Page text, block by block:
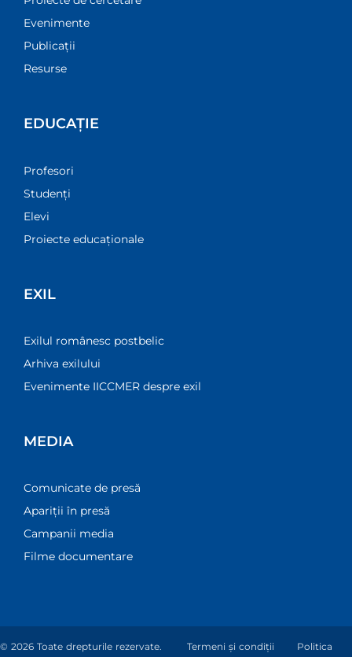
Evenimente
Publicații
Resurse
EDUCAȚIE
Profesori
Studenți
Elevi
Proiecte educaționale
EXIL
Exilul românesc postbelic
Arhiva exilului
Evenimente IICCMER despre exil
MEDIA
Comunicate de presă
Apariții în presă
Campanii media
Filme documentare
© 2026 Toate drepturile rezervate.Termeni și condiții Politica